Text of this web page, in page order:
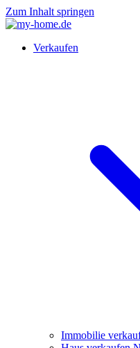
Zum Inhalt springen
Verkaufen
Immobilie